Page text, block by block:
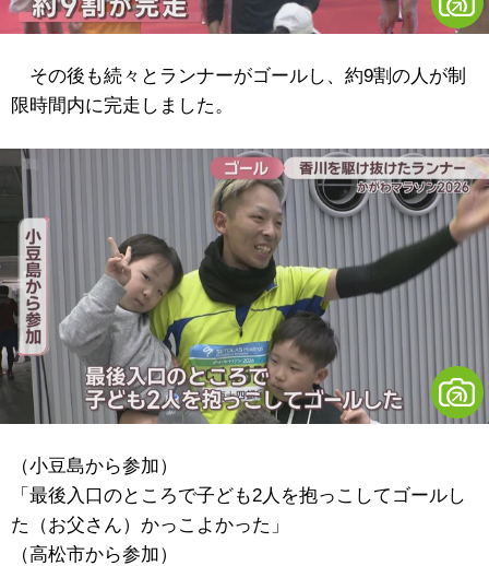
その後も続々とランナーがゴールし、約9割の人が制
限時間内に完走しました。
（小豆島から参加）
「最後入口のところで子ども2人を抱っこしてゴールし
た（お父さん）かっこよかった」
（高松市から参加）